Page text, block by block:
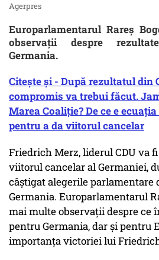
Agerpres
Europarlamentarul Rareș
observații despre
Germania.
Citește și - După rezultatul din
compromis va trebui făcut.
Marea Coaliție? De ce e
pentru a da viitorul cancelar
Friedrich Merz, liderul CDU va
viitorul cancelar al Germaniei,
câștigat alegerile parlamentare
Germania. Europarlamentarul
mai multe observații despre ce
pentru Germania, dar și pentru
importanța victoriei lui